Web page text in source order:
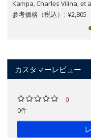
Kampa, Charles Vilina, et
参考価格（税込）: ¥2,805
カスタマーレビュー
0
0件